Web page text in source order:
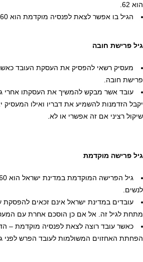
הוא 62.
הגיל בו אפשר לצאת לפנסיה מוקדמת הוא 60
גיל פרישת חובה
מעסיק רשאי להפסיק את העסקת העובד כאשר
פרישת חובה.
עובד אשר מבקש להמשיך את העסקתו אחרי
יקבל הזדמנות להשמיע את דבריו ואילו המעסיק
שיקול רציני אם זה אפשרי או לא.
גיל פרישה מוקדמת
לנשים.
עובדים במדינת ישראל אינם זכאים להפסקת
מתחת לגיל זה. אל אם כן הוסכם אחרת עם
כאשר עובד רוצה לצאת לפנסיה מוקדמת –
הפחתת האחזוים המשולמות לעובד הפרש לפני